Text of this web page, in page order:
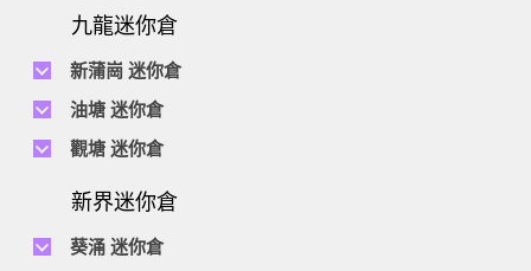
電話 :2116 8113
地址 : 香港屈臣道4-6號海景大廈B座10樓4&6室
九龍迷你倉
新蒲崗 迷你倉
電話 :2111 0509
地址 : 新蒲崗景福街106號太子工業大廈15樓B室
地址 : 新蒲崗五芳街8號利嘉工業大廈9樓CD室
電話 :2116 5165
地址 : 新蒲崗景福街114號捷景工業大廈3樓A室
油塘 迷你倉
電話 :2623 0300
地址 : 油塘四山街4號華輝工業大廈一樓C室
觀塘 迷你倉
地址 : 觀塘偉業街146號美嘉工業大廈5樓A室
新界迷你倉
葵涌 迷你倉